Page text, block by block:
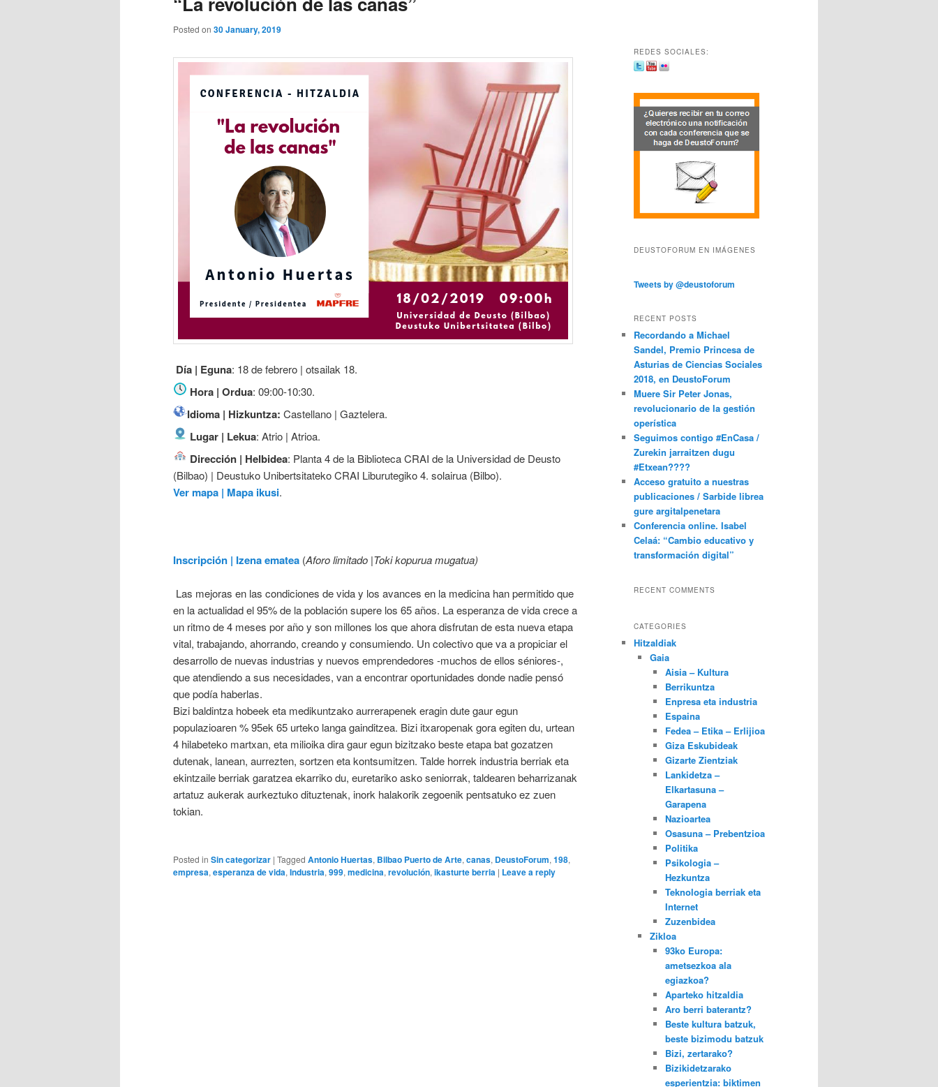
Posted on 30 January, 2019
Día | Eguna: 18 de febrero | otsailak 18.
Hora | Ordua: 09:00-10:30.
Idioma | Hizkuntza: Castellano | Gaztelera.
Lugar | Lekua: Atrio | Atrioa.
Dirección | Helbidea: Planta 4 de la Biblioteca CRAI de la Universidad de Deusto
(Bilbao) | Deustuko Unibertsitateko CRAI Liburutegiko 4. solairua (Bilbo).
Ver mapa | Mapa ikusi.
Inscripción | Izena ematea (Aforo limitado |Toki kopurua mugatua)
Las mejoras en las condiciones de vida y los avances en la medicina han permitido que
en la actualidad el 95% de la población supere los 65 años. La esperanza de vida crece a
un ritmo de 4 meses por año y son millones los que ahora disfrutan de esta nueva etapa
vital, trabajando, ahorrando, creando y consumiendo. Un colectivo que va a propiciar el
desarrollo de nuevas industrias y nuevos emprendedores -muchos de ellos séniores-,
que atendiendo a sus necesidades, van a encontrar oportunidades donde nadie pensó
que podía haberlas.
Bizi baldintza hobeek eta medikuntzako aurrerapenek eragin dute gaur egun
populazioaren % 95ek 65 urteko langa gainditzea. Bizi itxaropenak gora egiten du, urtean
4 hilabeteko martxan, eta milioika dira gaur egun bizitzako beste etapa bat gozatzen
dutenak, lanean, aurrezten, sortzen eta kontsumitzen. Talde horrek industria berriak eta
ekintzaile berriak garatzea ekarriko du, euretariko asko seniorrak, taldearen beharrizanak
artatuz aukerak aurkeztuko dituztenak, inork halakorik zegoenik pentsatuko ez zuen
tokian.
Posted in Sin categorizar | Tagged Antonio Huertas, Bilbao Puerto de Arte,canas, DeustoForum,198,
empresa,esperanza de vida,Industria,999,medicina,revolución,ikasturte berria | Leave a reply
REDES SOCIALES:
DEUSTOFORUM EN IMÁGENES
Tweets by @deustoforum
RECENT POSTS
Recordando a Michael
Sandel, Premio Princesa de
Asturias de Ciencias Sociales
2018, en DeustoForum
Muere Sir Peter Jonas,
revolucionario de la gestión
operística
Seguimos contigo #EnCasa /
Zurekin jarraitzen dugu
#Etxean????
Acceso gratuito a nuestras
publicaciones / Sarbide librea
gure argitalpenetara
Conferencia online. Isabel
Celaá: “Cambio educativo y
transformación digital”
RECENT COMMENTS
CATEGORIES
Hitzaldiak
Gaia
Aisia – Kultura
Berrikuntza
Enpresa eta industria
Espaina
Fedea – Etika – Erlijioa
Giza Eskubideak
Gizarte Zientziak
Lankidetza –
Elkartasuna –
Garapena
Nazioartea
Osasuna – Prebentzioa
Politika
Psikologia –
Hezkuntza
Teknologia berriak eta
Internet
Zuzenbidea
Zikloa
93ko Europa:
ametsezkoa ala
egiazkoa?
Aparteko hitzaldia
Aro berri baterantz?
Beste kultura batzuk,
beste bizimodu batzuk
Bizi, zertarako?
Bizikidetzarako
esperientzia: biktimen